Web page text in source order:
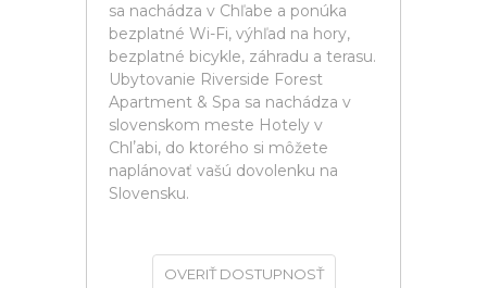
sa nachádza v Chľabe a ponúka
bezplatné Wi-Fi, výhľad na hory,
bezplatné bicykle, záhradu a terasu.
Ubytovanie Riverside Forest
Apartment & Spa sa nachádza v
slovenskom meste Hotely v
Chlʼabi, do ktorého si môžete
naplánovať vašú dovolenku na
Slovensku.
OVERIŤ DOSTUPNOSŤ